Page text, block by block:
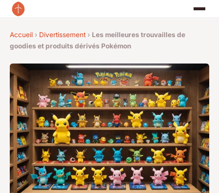
Accueil › Divertissement › Les meilleures trouvailles de
goodies et produits dérivés Pokémon